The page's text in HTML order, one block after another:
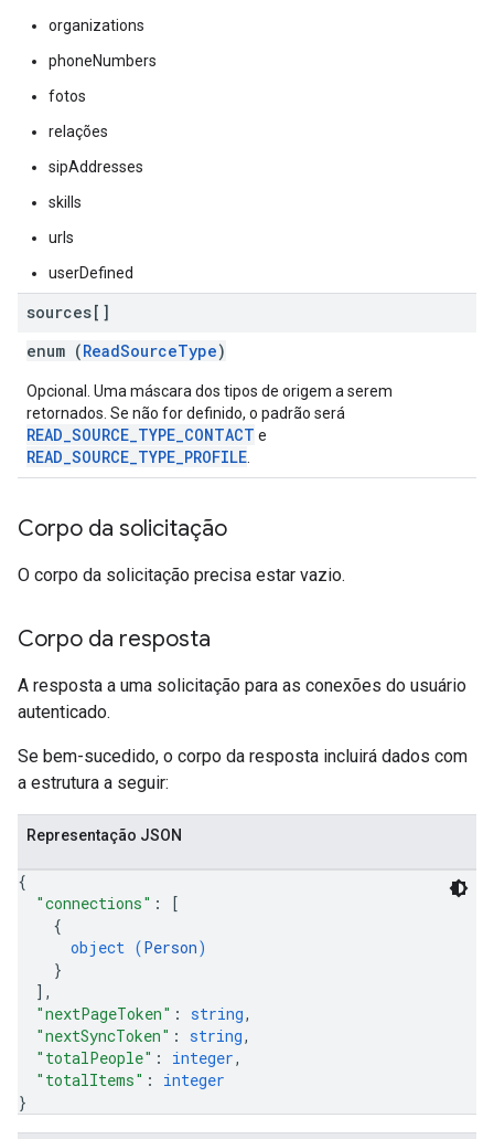
organizations
phoneNumbers
fotos
relações
sipAddresses
skills
urls
userDefined
sources[]
enum (ReadSourceType)
Opcional. Uma máscara dos tipos de origem a serem
retornados. Se não for definido, o padrão será
READ_SOURCE_TYPE_CONTACT e
READ_SOURCE_TYPE_PROFILE
Corpo da solicitação
O corpo da solicitação precisa estar vazio.
Corpo da resposta
A resposta a uma solicitação para as conexões do usuário
autenticado.
Se bem-sucedido, o corpo da resposta incluirá dados com
a estrutura a seguir:
Representação JSON
{
"connections" :
[
{
object (Person)
}
] ,
"nextPageToken" : string,
"nextSyncToken" : string,
"totalPeople" : integer,
"totalItems" : integer
}